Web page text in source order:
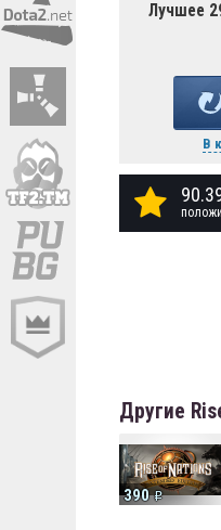
Лучшее
В
Другие
390